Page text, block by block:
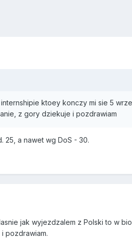
internshipie ktoey konczy mi sie 5
z gory dziekuje i pozdrawiam
25, a nawet wg DoS - 30.
jak wyjezdzalem z Polski to w
pozdrawiam.